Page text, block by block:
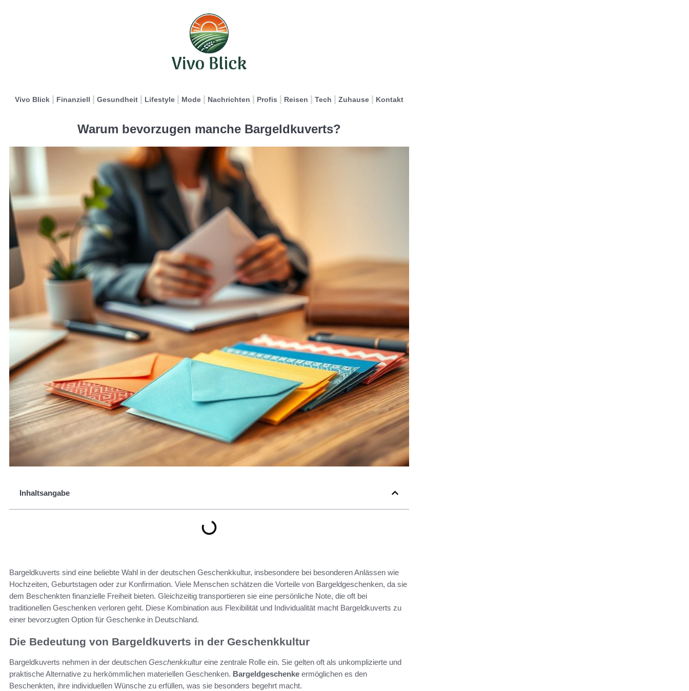
Vivo Blick Finanziell Gesundheit Lifestyle Mode Nachrichten Profis Reisen Tech Zuhause Kontakt
Warum bevorzugen manche Bargeldkuverts?
Inhaltsangabe
Bargeldkuverts sind eine beliebte Wahl in der deutschen Geschenkkultur, insbesondere bei besonderen Anlässen wie
Hochzeiten, Geburtstagen oder zur Konfirmation. Viele Menschen schätzen die Vorteile von Bargeldgeschenken, da sie
dem Beschenkten finanzielle Freiheit bieten. Gleichzeitig transportieren sie eine persönliche Note, die oft bei
traditionellen Geschenken verloren geht. Diese Kombination aus Flexibilität und Individualität macht Bargeldkuverts zu
einer bevorzugten Option für Geschenke in Deutschland.
Die Bedeutung von Bargeldkuverts in der Geschenkkultur
Bargeldkuverts nehmen in der deutschen Geschenkkultureine zentrale Rolle ein. Sie gelten oft als unkomplizierte und
praktische Alternative zu herkömmlichen materiellen Geschenken. Bargeldgeschenke ermöglichen es den
Beschenkten, ihre individuellen Wünsche zu erfüllen, was sie besonders begehrt macht.